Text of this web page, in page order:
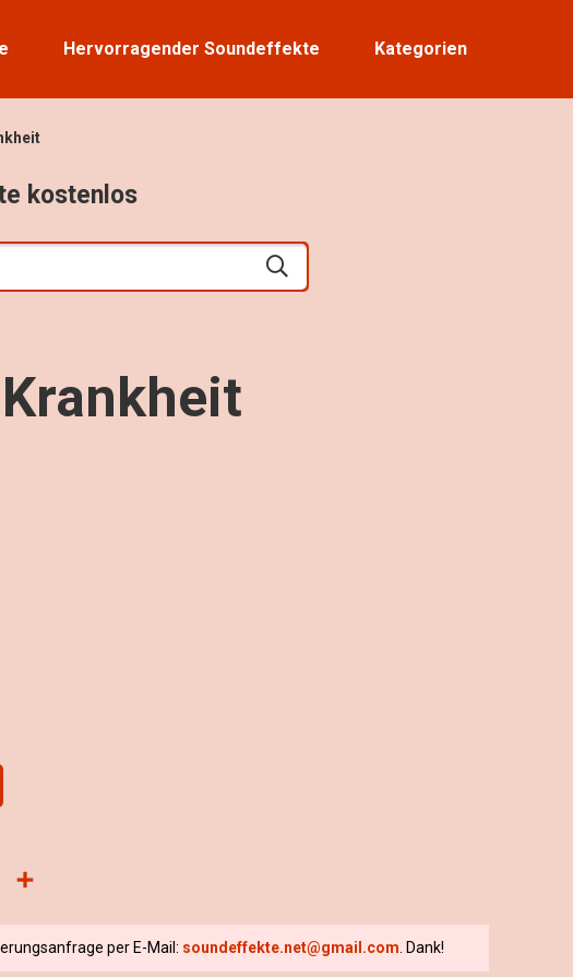
Hervorragender Soundeffekte Kategorien
kostenlos
per E-Mail: soundeffekte.net@gmail.com . Dank!